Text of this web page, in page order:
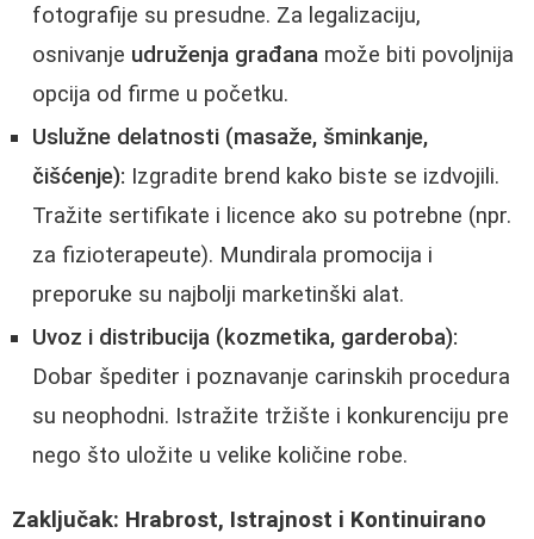
fotografije su presudne. Za legalizaciju,
osnivanje udruženja građana može biti povoljnija
opcija od firme u početku.
Uslužne delatnosti (masaže, šminkanje,
čišćenje): Izgradite brend kako biste se izdvojili.
Tražite sertifikate i licence ako su potrebne (npr.
za fizioterapeute). Mundirala promocija i
preporuke su najbolji marketinški alat.
Uvoz i distribucija (kozmetika, garderoba):
Dobar špediter i poznavanje carinskih procedura
su neophodni. Istražite tržište i konkurenciju pre
nego što uložite u velike količine robe.
Zaključak: Hrabrost, Istrajnost i Kontinuirano